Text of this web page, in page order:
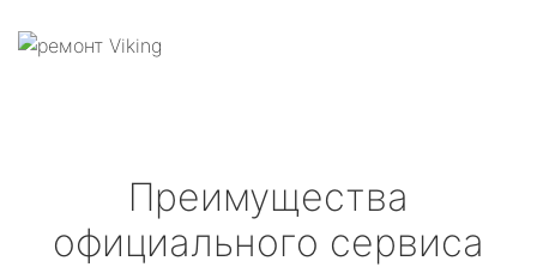
Преимущества
официального сервиса